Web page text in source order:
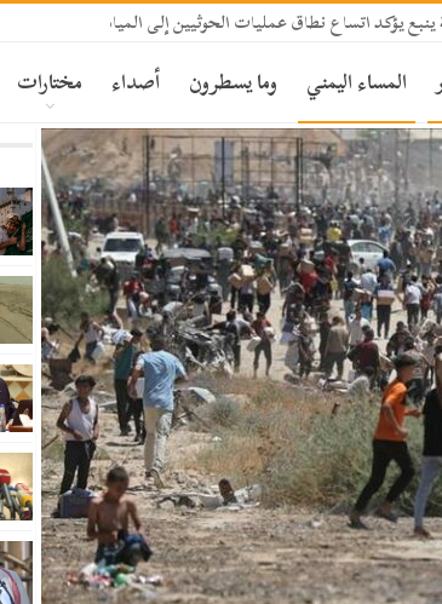
يؤكد اتساع نطاق عمليات الحوثيين إلى المياه الإقليمية السعودية
المساء اليمني وما يسطرون أصداء مختارات